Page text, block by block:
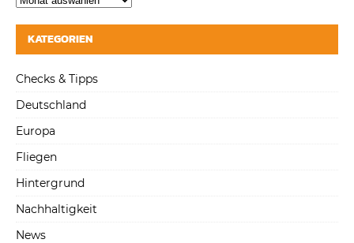
KATEGORIEN
Checks & Tipps
Deutschland
Europa
Fliegen
Hintergrund
Nachhaltigkeit
News